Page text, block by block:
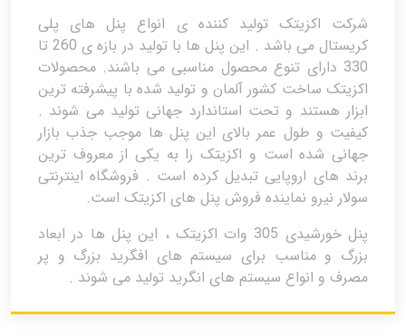
شرکت اکزیتک تولید کننده ی انواع پنل های پلی
کریستال می باشد . این پنل ها با تولید در بازه ی 260 تا
330 دارای تنوع محصول مناسبی می باشند. محصولات
اکزیتک ساخت کشور آلمان و تولید شده با پیشرفته ترین
ابزار هستند و تحت استاندارد جهانی تولید می شوند .
کیفیت و طول عمر بالای این پنل ها موجب جذب بازار
جهانی شده است و اکزیتک را به یکی از معروف ترین
برند های اروپایی تبدیل کرده است . فروشگاه اینترنتی
سولار نیرو نماینده فروش پنل های اکزیتک است.
پنل خورشیدی 305 وات اکزیتک ، این پنل ها در ابعاد
بزرگ و مناسب برای سیستم های افگرید بزرگ و پر
مصرف و انواع سیستم های انگرید تولید می شوند .